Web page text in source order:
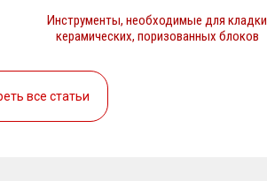
Инструменты, необходимые для кладки
керамических, поризованных блоков
все статьи